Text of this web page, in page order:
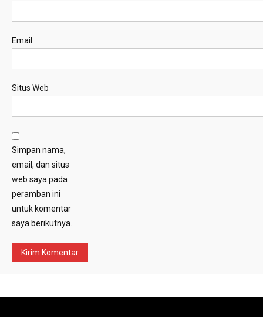
Email
Situs Web
Simpan nama,
email, dan situs
web saya pada
peramban ini
untuk komentar
saya berikutnya.